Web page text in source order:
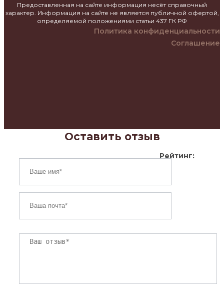
Предоставленная на сайте информация несёт справочный
характер. Информация на сайте не является публичной офертой,
определяемой положениями статьи 437 ГК РФ
Политика конфиденциальности
Соглашение
Оставить отзыв
Рейтинг: